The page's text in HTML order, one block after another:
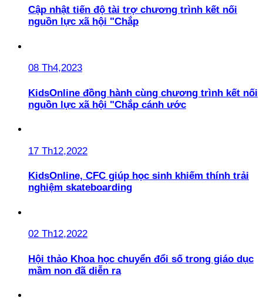
Cập nhật tiến độ tài trợ chương trình kết nối
nguồn lực xã hội "Chắp
08 Th4,2023
KidsOnline đồng hành cùng chương trình kết nối
nguồn lực xã hội "Chắp cánh ước
17 Th12,2022
KidsOnline, CFC giúp học sinh khiếm thính trải
nghiệm skateboarding
02 Th12,2022
Hội thảo Khoa học chuyển đổi số trong giáo dục
mầm non đã diễn ra